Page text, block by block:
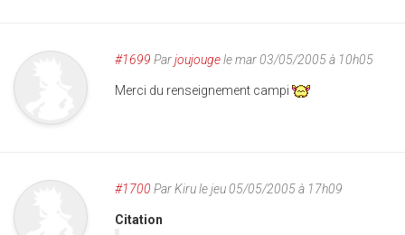
#1699 Parjoujougele mar 03/05/2005 à 10h05
Merci du renseignement campi
#1700 ParKirule jeu 05/05/2005 à 17h09
Citation